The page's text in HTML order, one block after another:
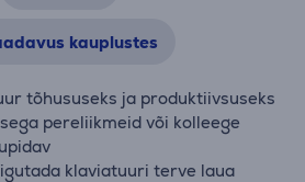
kauplustes
tõhususeks ja produktiivsuseks
pereliikmeid või kolleege
klaviatuuri terve laua